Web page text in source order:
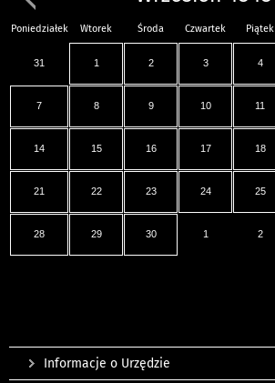
Poniedziałek Wtorek Środa Czwartek Piątek
31 1 2 3 4
7 8 9 10 11
14 15 16 17 18
21 22 23 24 25
28 29 30 1 2
Informacje o Urzędzie